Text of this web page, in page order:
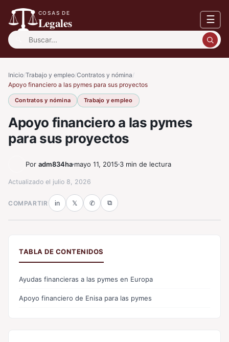
COSAS DE
Legales ☰
Buscar:
Inicio/Trabajo y empleo/Contratos y nómina/
Apoyo financiero a las pymes para sus proyectos
Contratos y nómina Trabajo y empleo
Apoyo financiero a las pymes
para sus proyectos
Por adm834ha mayo 11, 2015 3 min de lectura
Actualizado el julio 8, 2026
COMPARTIR in 𝕏 ✆ ⧉
TABLA DE CONTENIDOS
Ayudas financieras a las pymes en Europa
Apoyo financiero de Enisa para las pymes